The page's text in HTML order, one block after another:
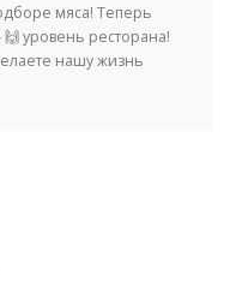
мяса! Теперь
уровень ресторана!
нашу жизнь